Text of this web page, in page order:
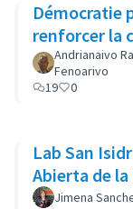
Démocratie
renforcer la
Andrianaivo
Fenoarivo
19
0
Lab San
Abierta de
Jimena